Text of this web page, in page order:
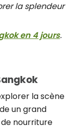
la splendeur
en 4 jours.
la scène
un grand
nourriture